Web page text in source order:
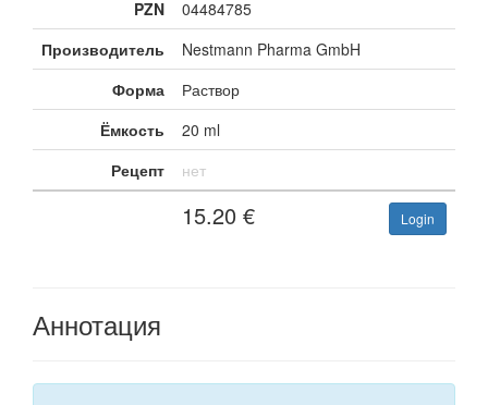
PZN
04484785
Производитель
Nestmann Pharma GmbH
Форма
Раствор
Ёмкость
20 ml
Рецепт
нет
15.20 € Login
Аннотация